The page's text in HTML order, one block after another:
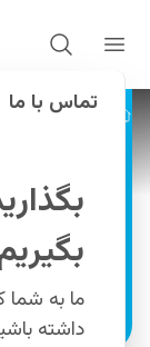
پروژه ها
خوابه با
اوئیسیس
اطلاعات
تماس با ما
ما به شما
داشته